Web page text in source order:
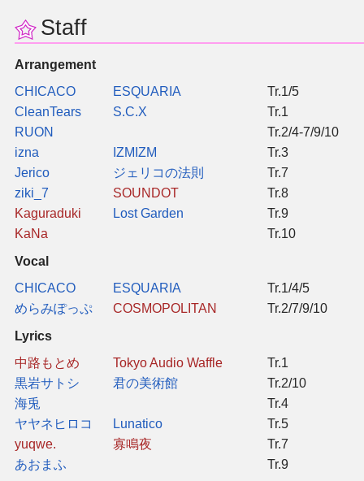
Staff
Arrangement
CHICACO
ESQUARIA
Tr.1/5
CleanTears
S.C.X
Tr.1
RUON
Tr.2/4-7/9/10
izna
IZMIZM
Tr.3
Jerico
ジェリコの法則
Tr.7
ziki_7
SOUNDOT
Tr.8
Kaguraduki
Lost Garden
Tr.9
KaNa
Tr.10
Vocal
CHICACO
ESQUARIA
Tr.1/4/5
めらみぽっぷ
COSMOPOLITAN
Tr.2/7/9/10
Lyrics
中路もとめ
Tokyo Audio Waffle
Tr.1
黒岩サトシ
君の美術館
Tr.2/10
海兎
Tr.4
ヤヤネヒロコ
Lunatico
Tr.5
yuqwe.
寡鳴夜
Tr.7
あおまふ
Tr.9
同人软件列表
同人角色列表
同人视频列表
其他形式同人
THB相关项目
THB策划
THB媒体
THB协力
其他
联系管理员